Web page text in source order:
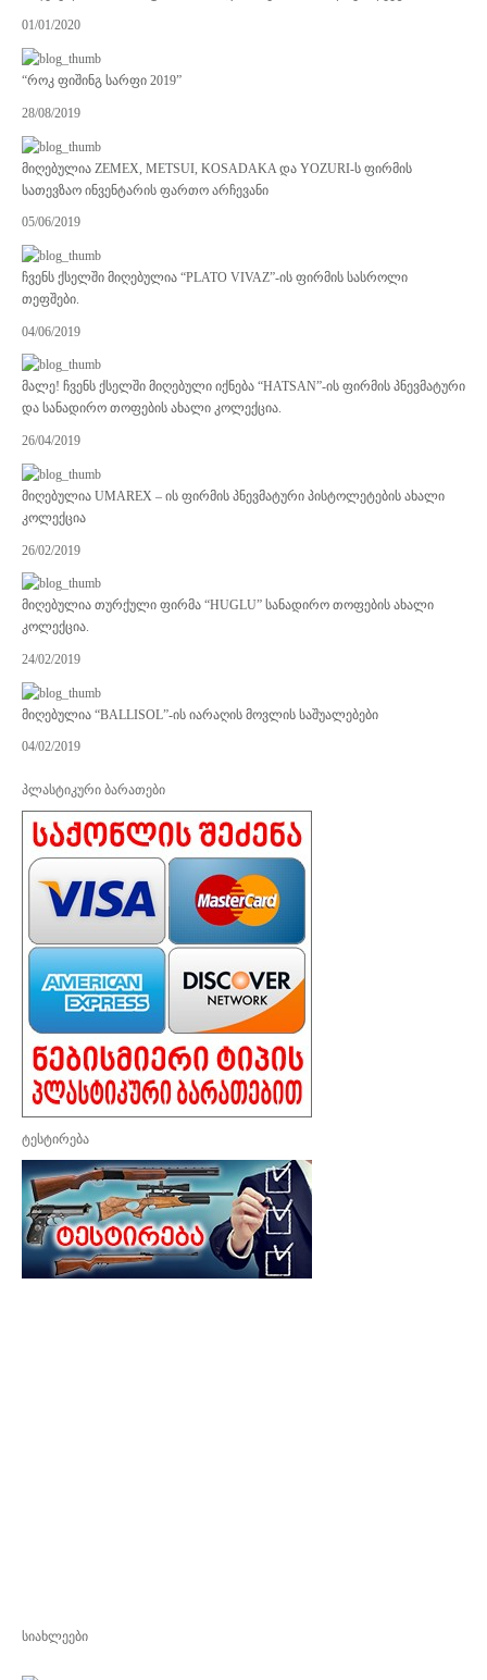
01/01/2020
“როკ ფიშინგ სარფი 2019”
28/08/2019
მიღებულია ZEMEX, METSUI, KOSADAKA და YOZURI-ს ფირმის
სათევზაო ინვენტარის ფართო არჩევანი
05/06/2019
ჩვენს ქსელში მიღებულია “PLATO VIVAZ”-ის ფირმის სასროლი
თეფშები.
04/06/2019
მალე! ჩვენს ქსელში მიღებული იქნება “HATSAN”-ის ფირმის პნევმატური
და სანადირო თოფების ახალი კოლექცია.
26/04/2019
მიღებულია UMAREX – ის ფირმის პნევმატური პისტოლეტების ახალი
კოლექცია
26/02/2019
მიღებულია თურქული ფირმა “HUGLU” სანადირო თოფების ახალი
კოლექცია.
24/02/2019
მიღებულია “BALLISOL”-ის იარაღის მოვლის საშუალებები
04/02/2019
პლასტიკური ბარათები
ტესტირება
სიახლეები